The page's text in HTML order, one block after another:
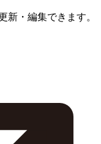
新・編集できます。